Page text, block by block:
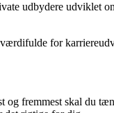
udbydere udviklet
for
fremmest skal du